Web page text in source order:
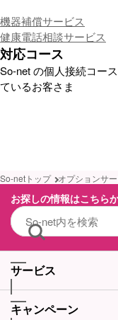
機器補償サービス
健康電話相談サービス
対応コース
So-net の個人接続コー
ているお客さま
So-netトップ オプションサ
お探しの情報はこちら
サービス
キャンペーン